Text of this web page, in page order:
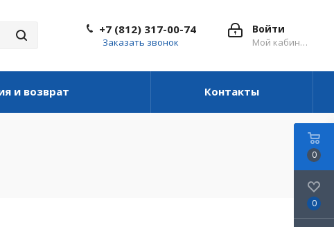
Войти
Мой кабинет
+7 (812) 317-00-74
Заказать звонок
и возврат Контакты
0
0